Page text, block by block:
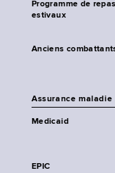
Programme de repas
estivaux
Anciens
Assurance maladie
Medicaid
EPIC